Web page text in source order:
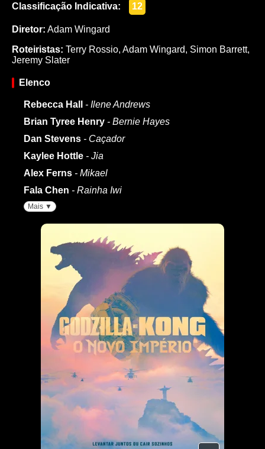
Classificação Indicativa: 12
Diretor: Adam Wingard
Roteiristas: Terry Rossio, Adam Wingard, Simon Barrett,
Jeremy Slater
Elenco
Rebecca Hall
- Ilene Andrews
Brian Tyree Henry - Bernie Hayes
Dan Stevens - Caçador
Kaylee Hottle - Jia
Alex Ferns - Mikael
Fala Chen - Rainha Iwi
Mais ▼